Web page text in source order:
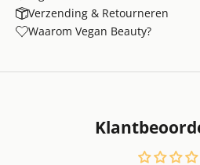
Verzending & Retourneren
Waarom Vegan Beauty?